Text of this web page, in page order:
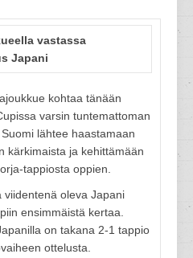
vastassa
Japani
kohtaa tänään
varsin tuntemattoman
lähtee haastamaan
kärkimaista ja kehittämään
tappiosta oppien.
viidentenä oleva Japani
ensimmäistä kertaa.
on takana 2-1 tappio
ottelusta.